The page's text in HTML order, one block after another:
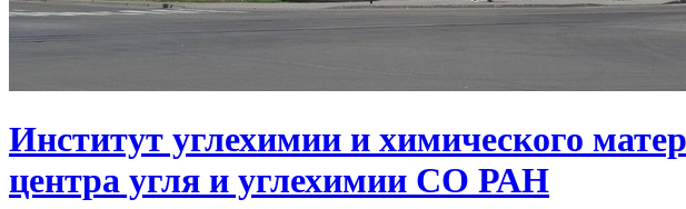
Институт углехимии и химического
центра угля и углехимии СО РАН